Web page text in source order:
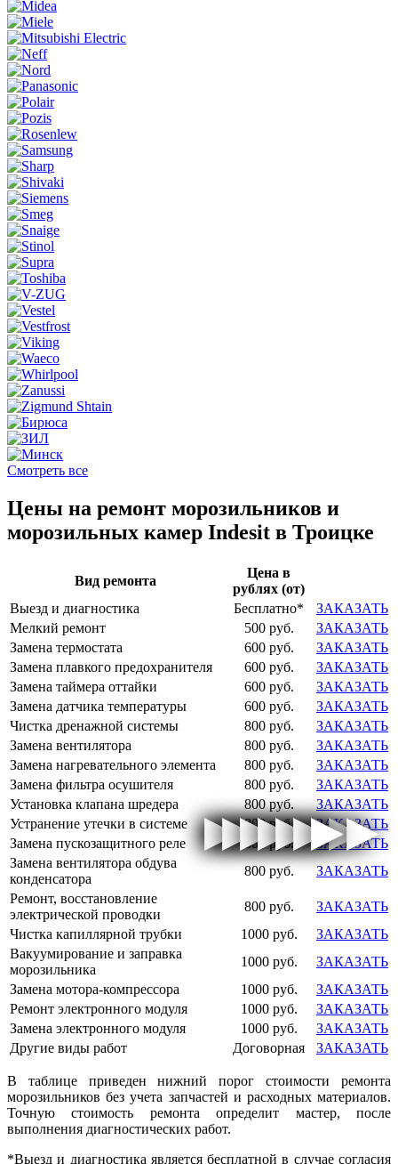
▶▶▶▶▶▶▶▶▶
▶▶▶▶▶▶▶
Смотреть все
Цены на ремонт морозильников и
морозильных камер Indesit в Троицке
Вид ремонта
Цена в
рублях (от)
Выезд и диагностика
Бесплатно*
ЗАКАЗАТЬ
Мелкий ремонт
500 руб.
ЗАКАЗАТЬ
Замена термостата
600 руб.
ЗАКАЗАТЬ
Замена плавкого предохранителя
600 руб.
ЗАКАЗАТЬ
Замена таймера оттайки
600 руб.
ЗАКАЗАТЬ
Замена датчика температуры
600 руб.
ЗАКАЗАТЬ
Чистка дренажной системы
800 руб.
ЗАКАЗАТЬ
Замена вентилятора
800 руб.
ЗАКАЗАТЬ
Замена нагревательного элемента
800 руб.
ЗАКАЗАТЬ
Замена фильтра осушителя
800 руб.
ЗАКАЗАТЬ
Установка клапана шредера
800 руб.
ЗАКАЗАТЬ
Устранение утечки в системе
800 руб.
ЗАКАЗАТЬ
Замена пускозащитного реле
800 руб.
ЗАКАЗАТЬ
Замена вентилятора обдува
конденсатора
800 руб.
ЗАКАЗАТЬ
Ремонт, восстановление
электрической проводки
800 руб.
ЗАКАЗАТЬ
Чистка капиллярной трубки
1000 руб.
ЗАКАЗАТЬ
Вакуумирование и заправка
морозильника
1000 руб.
ЗАКАЗАТЬ
Замена мотора-компрессора
1000 руб.
ЗАКАЗАТЬ
Ремонт электронного модуля
1000 руб.
ЗАКАЗАТЬ
Замена электронного модуля
1000 руб.
ЗАКАЗАТЬ
Другие виды работ
Договорная ЗАКАЗАТЬ
В таблице приведен нижний порог стоимости ремонта
морозильников без учета запчастей и расходных материалов.
Точную стоимость ремонта определит мастер, после
выполнения диагностических работ.
*Выезд и диагностика является бесплатной в случае согласия